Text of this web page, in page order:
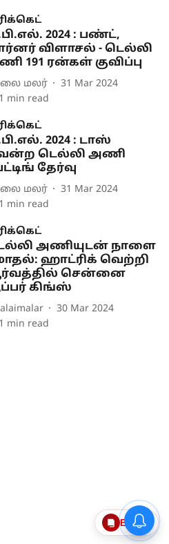
2024 : பண்ட்,
விளாசல் - டெல்லி
191 ரன்கள் குவிப்பு
மலர்
31 Mar 2024
1 min read
2024 : டாஸ்
டெல்லி அணி
தேர்வு
மலர்
31 Mar 2024
1 min read
அணியுடன் நாளை
ஹாட்ரிக் வெற்றி
சென்னை
கிங்ஸ்
30 Mar 2024
1 min read
Epaper